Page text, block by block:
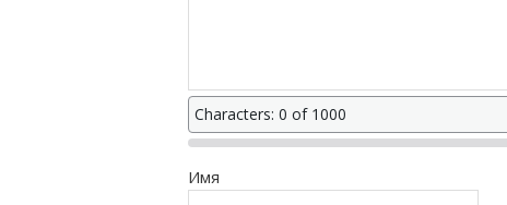
Characters: 0 of 1000
Имя